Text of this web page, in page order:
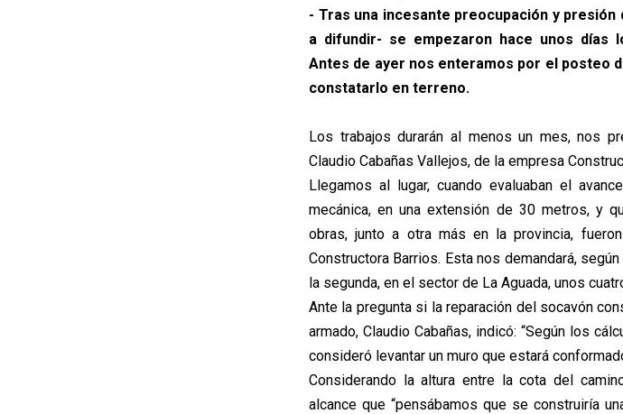
- Tras una incesante preocupación y presión
a difundir- se empezaron hace unos días
Antes de ayer nos enteramos por el posteo
constatarlo en terreno.
Los trabajos durarán al menos un mes, nos
Claudio Cabañas Vallejos, de la empresa
Llegamos al lugar, cuando evaluaban el
mecánica, en una extensión de 30 metros, y
obras, junto a otra más en la provincia,
Constructora Barrios. Esta nos demandará,
la segunda, en el sector de La Aguada, unos
Ante la pregunta si la reparación del socavón
armado, Claudio Cabañas, indicó: “Según los
consideró levantar un muro que estará
Considerando la altura entre la cota del
alcance que “pensábamos que se construiría